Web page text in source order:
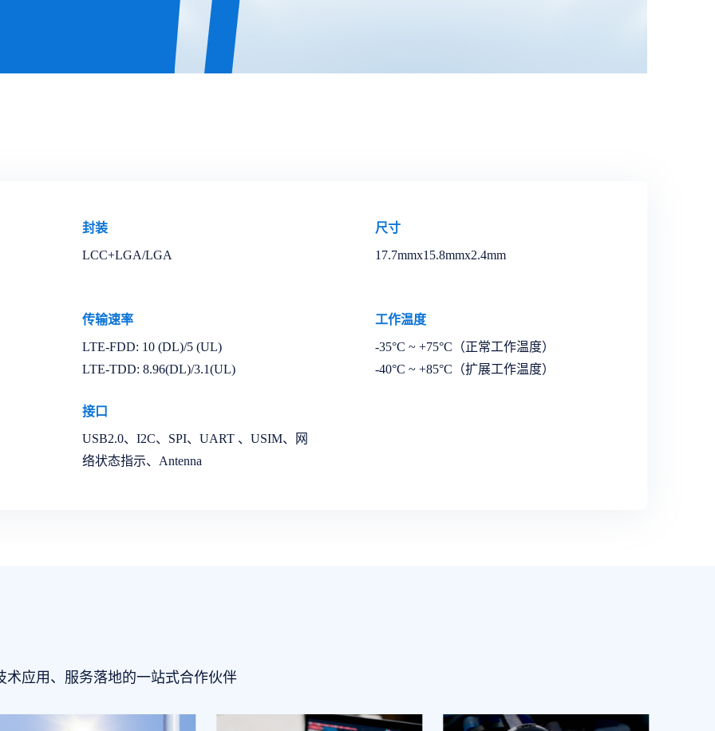
封装
LCC+LGA/LGA
尺寸
17.7mmx15.8mmx2.4mm
传输速率
LTE-FDD: 10 (DL)/5 (UL)
LTE-TDD: 8.96(DL)/3.1(UL)
工作温度
-35°C ~ +75°C（正常工作温度）
-40°C ~ +85°C（扩展工作温度）
接口
USB2.0、I2C、SPI、UART 、USIM、网
络状态指示、Antenna
应用、服务落地的一站式合作伙伴